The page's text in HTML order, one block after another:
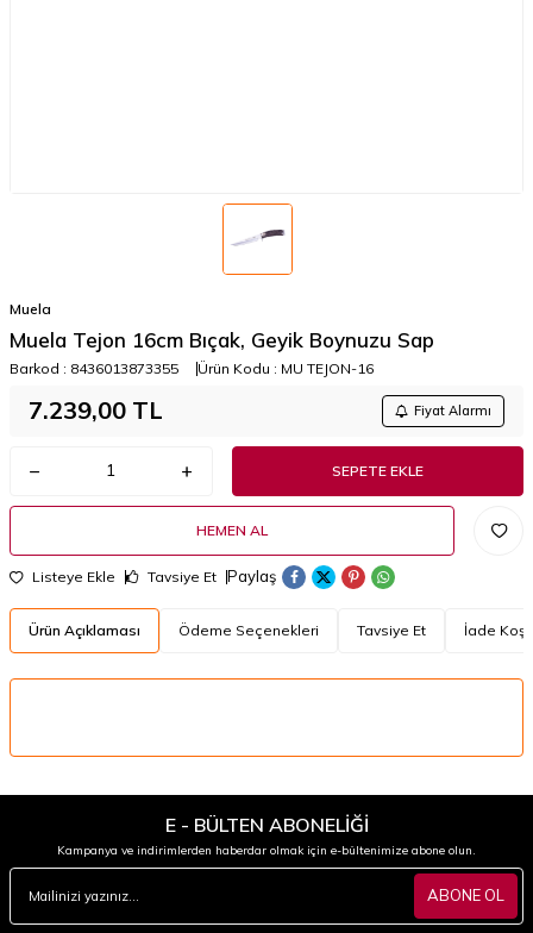
Muela
Muela Tejon 16cm Bıçak, Geyik Boynuzu Sap
Barkod : 8436013873355 Ürün Kodu : MU TEJON-16
7.239,00 TL Fiyat Alarmı
SEPETE EKLE
HEMEN AL
Listeye Ekle Tavsiye Et Paylaş
Ürün Açıklaması Ödeme Seçenekleri Tavsiye Et İade
E - BÜLTEN ABONELİĞİ
Kampanya ve indirimlerden haberdar olmak için e-bültenimize abone olun.
ABONE OL